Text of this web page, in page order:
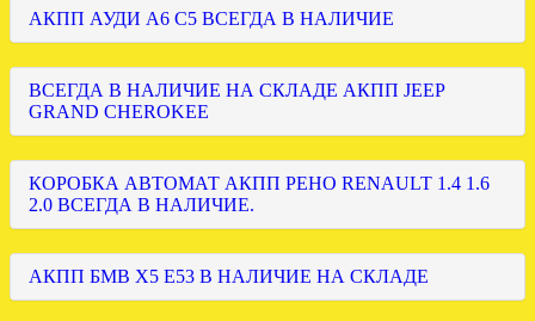
АКПП АУДИ А6 С5 ВСЕГДА В НАЛИЧИЕ
ВСЕГДА В НАЛИЧИЕ НА СКЛАДЕ АКПП JEEP
GRAND CHEROKEE
КОРОБКА АВТОМАТ АКПП РЕНО RENAULT 1.4 1.6
2.0 ВСЕГДА В НАЛИЧИЕ.
АКПП БМВ Х5 Е53 В НАЛИЧИЕ НА СКЛАДЕ